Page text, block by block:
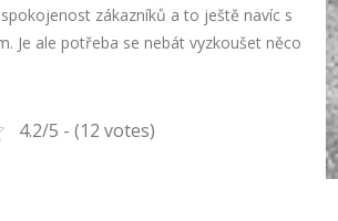
zákazníků a to ještě navíc s
Je ale potřeba se nebát vyzkoušet něco
4.2/5 - (12 votes)